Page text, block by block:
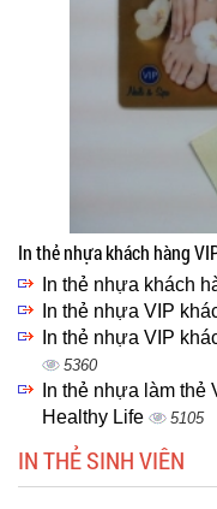
In thẻ nhựa khách hàng
In thẻ nhựa khách
In thẻ nhựa VIP
In thẻ nhựa VIP
5360
In thẻ nhựa làm thẻ
Healthy Life
5105
IN THẺ SINH VIÊN